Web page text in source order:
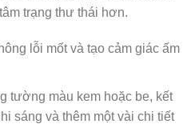
trạng thư thái hơn.
lỗi mốt và tạo cảm giác ấm
tường màu kem hoặc be, kết
sáng và thêm một vài chi tiết